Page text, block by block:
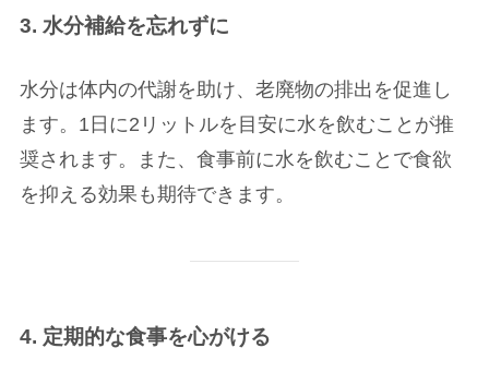
3. 水分補給を忘れずに
水分は体内の代謝を助け、老廃物の排出を促進し
ます。1日に2リットルを目安に水を飲むことが推
奨されます。また、食事前に水を飲むことで食欲
を抑える効果も期待できます。
4. 定期的な食事を心がける